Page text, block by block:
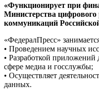
«Функционирует при
Министерства цифрового
коммуникаций
«ФедералПресс»
• Проведением научных
• Разработкой приложений
сфере медиа и госслужбы;
• Осуществляет
данных.